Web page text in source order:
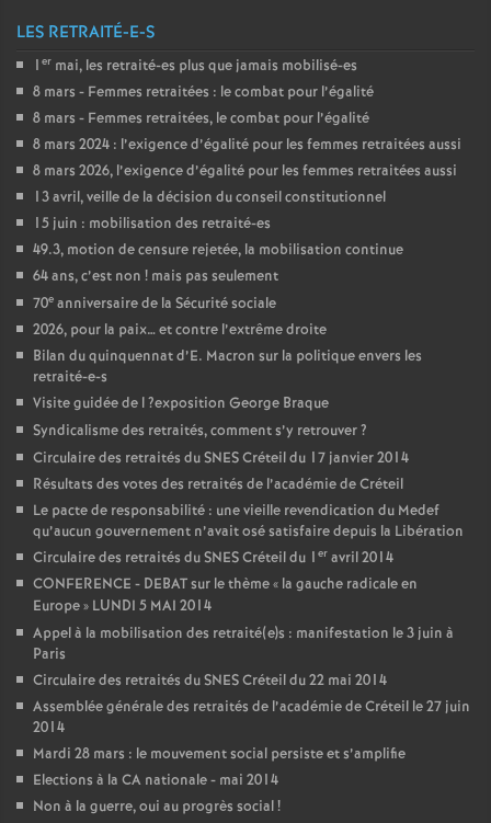
LES RETRAITÉ-E-S
1 er mai, les retraité-es plus que jamais mobilisé-es
8 mars - Femmes retraitées : le combat pour l’égalité
8 mars - Femmes retraitées, le combat pour l’égalité
8 mars 2024 : l’exigence d’égalité pour les femmes retraitées aussi
8 mars 2026, l’exigence d’égalité pour les femmes retraitées aussi
13 avril, veille de la décision du conseil constitutionnel
15 juin : mobilisation des retraité-es
49.3, motion de censure rejetée, la mobilisation continue
64 ans, c’est non ! mais pas seulement
70e anniversaire de la Sécurité sociale
2026, pour la paix… et contre l’extrême droite
Bilan du quinquennat d’E. Macron sur la politique envers les
retraité-e-s
Visite guidée de l?exposition George Braque
Syndicalisme des retraités, comment s’y retrouver?
Circulaire des retraités duSNESCréteil du 17 janvier 2014
Résultats des votes des retraités de l’académie de Créteil
Le pacte de responsabilité : une vieille revendication du Medef
qu’aucun gouvernement n’avait osé satisfaire depuis la Libération
Circulaire des retraités duSNESCréteil du 1 er avril 2014
CONFERENCE - DEBATsur le thème « la gauche radicale en
Europe» LUNDI 5 MAI 2014
Appel à la mobilisation des retraité(e)s : manifestation le 3 juin à
Paris
Circulaire des retraités duSNESCréteil du 22 mai 2014
Assemblée générale des retraités de l’académie de Créteil le 27 juin
2014
Mardi 28 mars : le mouvement social persiste et s’amplifie
Elections à la CA nationale - mai 2014
Non à la guerre, oui au progrès social!